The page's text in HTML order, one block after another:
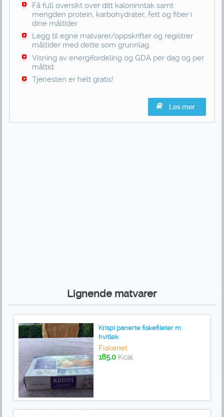
Få full oversikt over ditt kaloriinntak samt
mengden protein, karbohydrater, fett og fiber i
dine måltider
Legg til egne matvarer/oppskrifter og registrer
måltider med dette som grunnlag.
Visning av energifordeling og GDA per dag og per
måltid.
Tjenesten er helt gratis!
Les mer
Lignende matvarer
Krispi panerte fiskefileter m
hvitløk
Fiskeriet
185.0Kcal